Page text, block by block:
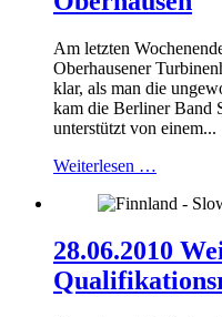
Am letzten
Oberhausener
klar, als man die
kam die Berliner Band
unterstützt von einem...
Weiterlesen …
28.06.2010